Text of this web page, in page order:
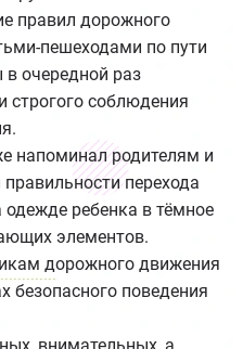
правил дорожного
пешеходами по пути
очередной раз
строгого соблюдения
напоминал родителям и
перехода
одежде ребенка в тёмное
элементов.
дорожного движения
безопасного поведения
внимательных, а